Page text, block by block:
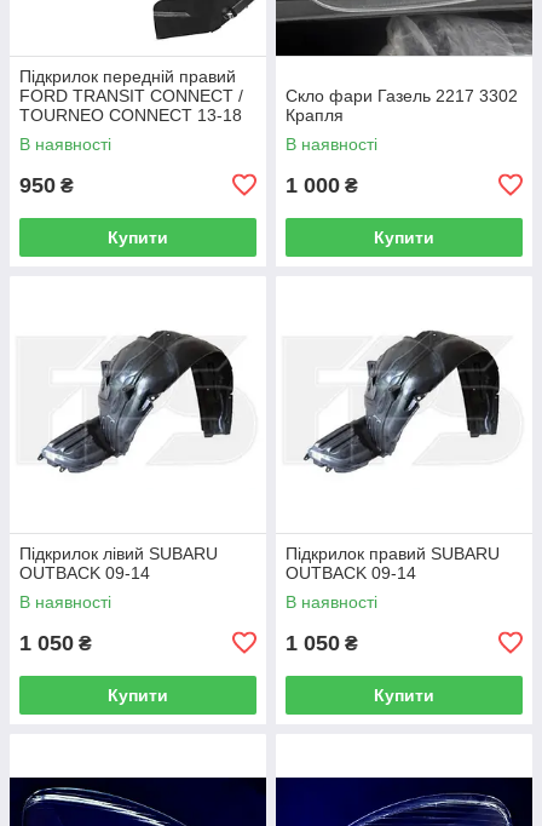
Підкрилок передній правий
FORD TRANSIT CONNECT /
TOURNEO CONNECT 13-18
В наявності
950 ₴
Купити
Скло фари Газель 2217 3302
Крапля
В наявності
1 000 ₴
Купити
Підкрилок лівий SUBARU
OUTBACK 09-14
В наявності
1 050 ₴
Купити
Підкрилок правий SUBARU
OUTBACK 09-14
В наявності
1 050 ₴
Купити